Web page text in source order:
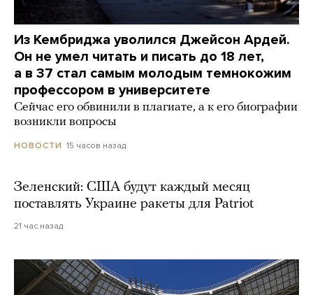
Из Кембриджа уволился Джейсон Ардей.
Он не умел читать и писать до 18 лет,
а в 37 стал самым молодым темнокожим
профессором в университете
Сейчас его обвинили в плагиате, а к его биографии
возникли вопросы
НОВОСТИ 15 часов назад
Зеленский: США будут каждый месяц
поставлять Украине ракеты для Patriot
21 час назад